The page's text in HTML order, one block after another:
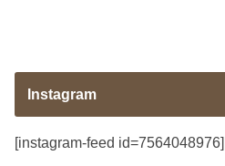
Instagram
[instagram-feed id=7564048976]